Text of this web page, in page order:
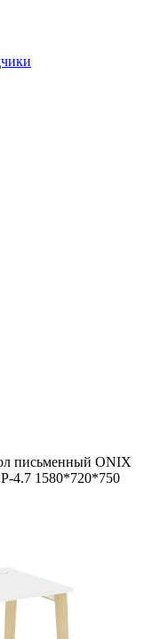
письменный ONIX
4.7 1580*720*750